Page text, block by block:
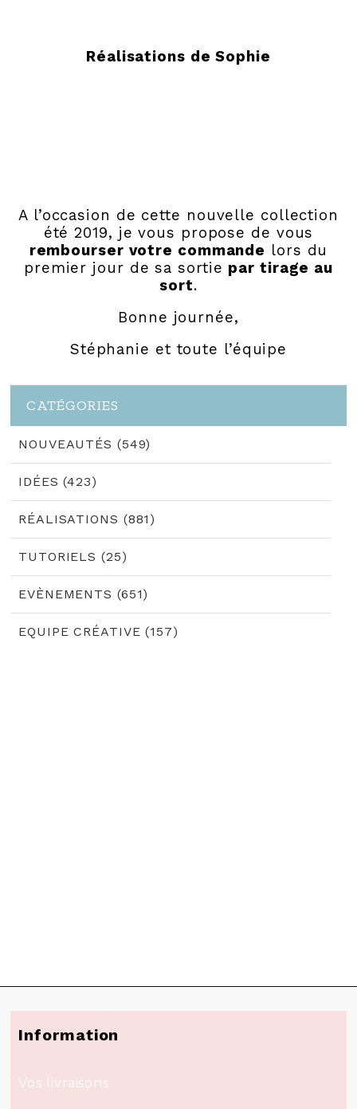
Réalisations de Sophie
A l’occasion de cette nouvelle collection
été 2019, je vous propose de vous
rembourser votre commande lors du
premier jour de sa sortie par tirage au
sort.
Bonne journée,
Stéphanie et toute l’équipe
CATÉGORIES
NOUVEAUTÉS (549)
IDÉES (423)
RÉALISATIONS (881)
TUTORIELS (25)
EVÈNEMENTS (651)
EQUIPE CRÉATIVE (157)
Information
Vos livraisons